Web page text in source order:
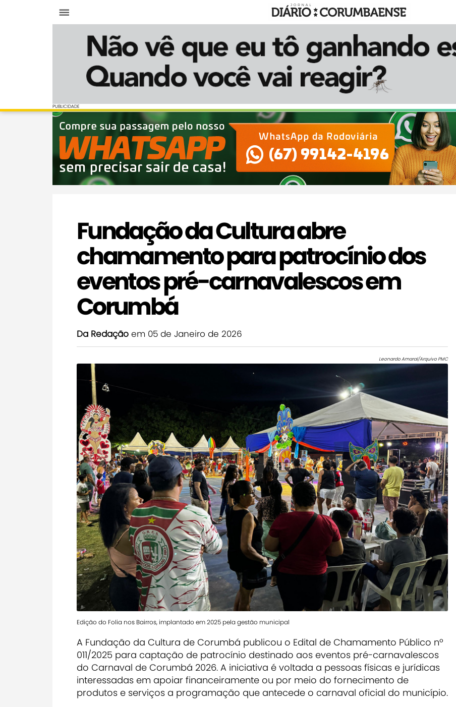
PUBLICIDADE
PUBLICIDADE
Fundação da Cultura abre
chamamento para patrocínio dos
eventos pré-carnavalescos em
Corumbá
Da Redação em 05 de Janeiro de 2026
Leonardo Amaral/Arquivo PMC
Edição do Folia nos Bairros, implantado em 2025 pela gestão municipal
A Fundação da Cultura de Corumbá publicou o Edital de Chamamento Público nº
011/2025 para captação de patrocínio destinado aos eventos pré-carnavalescos
do Carnaval de Corumbá 2026. A iniciativa é voltada a pessoas físicas e jurídicas
interessadas em apoiar financeiramente ou por meio do fornecimento de
produtos e serviços a programação que antecede o carnaval oficial do município.